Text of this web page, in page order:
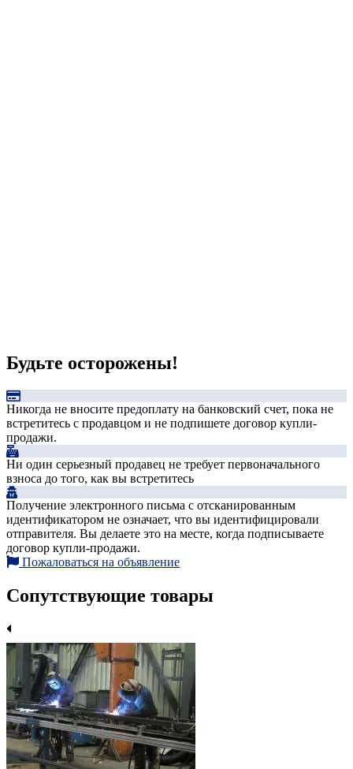
Будьте осторожены!
Никогда не вносите предоплату на банковский счет, пока не
встретитесь с продавцом и не подпишете договор купли-
продажи.
Ни один серьезный продавец не требует первоначального
взноса до того, как вы встретитесь
Получение электронного письма с отсканированным
идентификатором не означает, что вы идентифицировали
отправителя. Вы делаете это на месте, когда подписываете
договор купли-продажи.
Пожаловаться на объявление
Сопутствующие товары